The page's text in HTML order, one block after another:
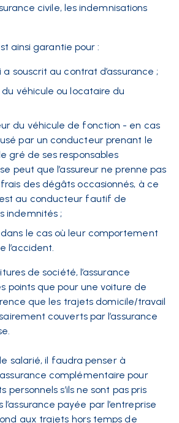
civile, les indemnisations
ainsi garantie pour :
a souscrit au contrat d’assurance ;
véhicule ou locataire du
du véhicule de fonction - en cas
par un conducteur prenant le
gré de ses responsables
peut que l’assureur ne prenne pas
des dégâts occasionnés, à ce
au conducteur fautif de
indemnités ;
le cas où leur comportement
l’accident.
de société, l’assurance
points que pour une voiture de
que les trajets domicile/travail
couverts par l’assurance
salarié, il faudra penser à
complémentaire pour
personnels s’ils ne sont pas pris
payée par l’entreprise
aux trajets hors temps de